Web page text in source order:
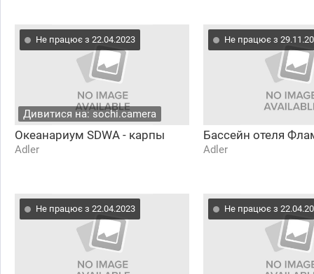
Не працює з 22.04.2023
Дивитися на: sochi.camera
Океанариум SDWA - карпы
Adler
Не працює з
Бассейн отеля
Adler
Не працює з 22.04.2023 Не працює з